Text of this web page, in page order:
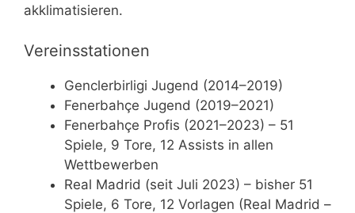
akklimatisieren.
Vereinsstationen
Genclerbirligi Jugend (2014–2019)
Fenerbahçe Jugend (2019–2021)
Fenerbahçe Profis (2021–2023) – 51
Spiele, 9 Tore, 12 Assists in allen
Wettbewerben
Real Madrid (seit Juli 2023) – bisher 51
Spiele, 6 Tore, 12 Vorlagen (Real Madrid –